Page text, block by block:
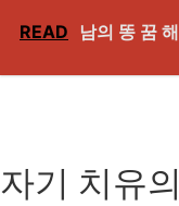
READ 남의 똥 꿈
자기 치유